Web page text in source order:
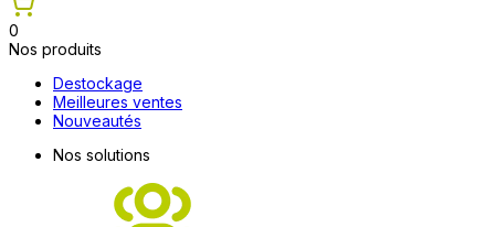
0
Nos produits
Destockage
Meilleures ventes
Nouveautés
Nos solutions